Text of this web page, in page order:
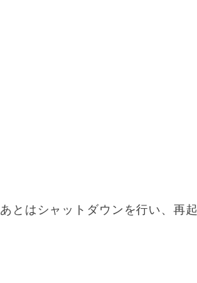
あとはシャットダウンを行い、再